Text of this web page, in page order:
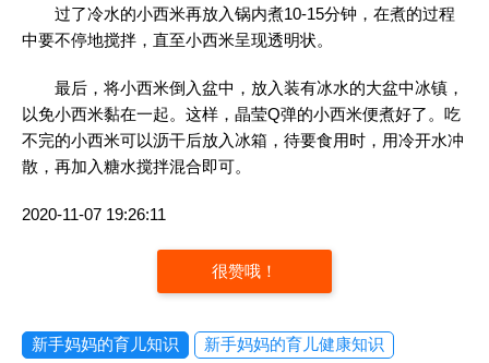
过了冷水的小西米再放入锅内煮10-15分钟，在煮的过程
中要不停地搅拌，直至小西米呈现透明状。
最后，将小西米倒入盆中，放入装有冰水的大盆中冰镇，
以免小西米黏在一起。这样，晶莹Q弹的小西米便煮好了。吃
不完的小西米可以沥干后放入冰箱，待要食用时，用冷开水冲
散，再加入糖水搅拌混合即可。
2020-11-07 19:26:11
很赞哦！
新手妈妈的育儿知识
新手妈妈的育儿健康知识